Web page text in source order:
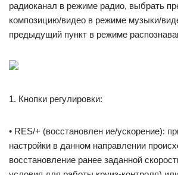
радиоканал в режиме радио, выбрать
композицию/видео в режиме музыки/
предыдущий пункт в режиме
1. Кнопки регулировки:
• RES/+ (восстановлен ие/ускорение):
настройки в данном направлении
восстановление ранее заданной